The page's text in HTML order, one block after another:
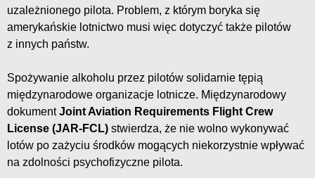
uzależnionego pilota. Problem, z którym boryka się
amerykańskie lotnictwo musi więc dotyczyć także pilotów
z innych państw.
Spożywanie alkoholu przez pilotów solidarnie tępią
międzynarodowe organizacje lotnicze. Międzynarodowy
dokumentJoint Aviation Requirements Flight Crew
License (JAR-FCL) stwierdza, że nie wolno wykonywać
lotów po zażyciu środków mogących niekorzystnie wpływać
na zdolności psychofizyczne pilota.